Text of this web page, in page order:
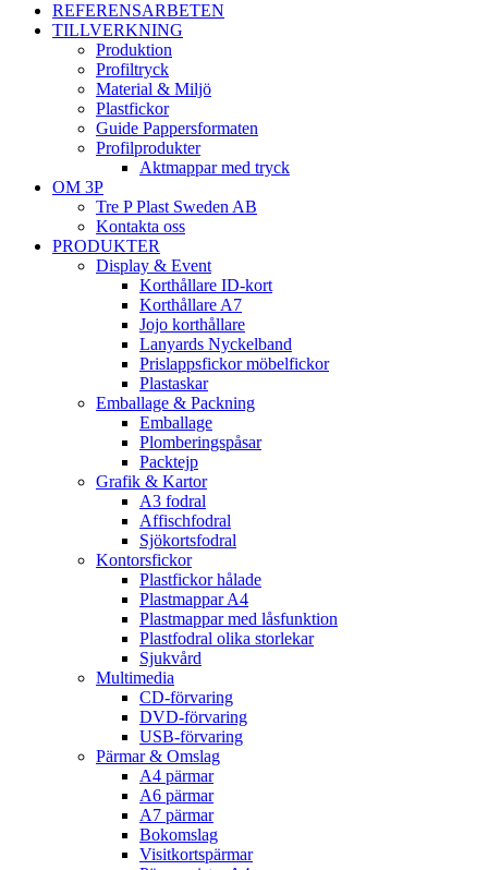
REFERENSARBETEN
TILLVERKNING
Produktion
Profiltryck
Material & Miljö
Plastfickor
Guide Pappersformaten
Profilprodukter
Aktmappar med tryck
OM 3P
Tre P Plast Sweden AB
Kontakta oss
PRODUKTER
Display & Event
Korthållare ID-kort
Korthållare A7
Jojo korthållare
Lanyards Nyckelband
Prislappsfickor möbelfickor
Plastaskar
Emballage & Packning
Emballage
Plomberingspåsar
Packtejp
Grafik & Kartor
A3 fodral
Affischfodral
Sjökortsfodral
Kontorsfickor
Plastfickor hålade
Plastmappar A4
Plastmappar med låsfunktion
Plastfodral olika storlekar
Sjukvård
Multimedia
CD-förvaring
DVD-förvaring
USB-förvaring
Pärmar & Omslag
A4 pärmar
A6 pärmar
A7 pärmar
Bokomslag
Visitkortspärmar